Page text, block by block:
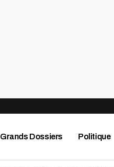
Grands Dossiers Politique